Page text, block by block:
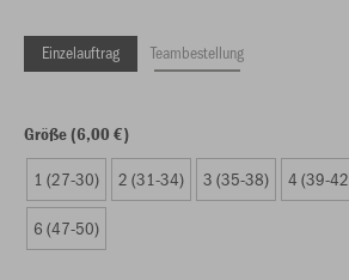
Einzelauftrag Teambestellung
Größe (6,00 €)
1 (27-30) 2 (31-34) 3 (35-38) 4 (39-
6 (47-50)